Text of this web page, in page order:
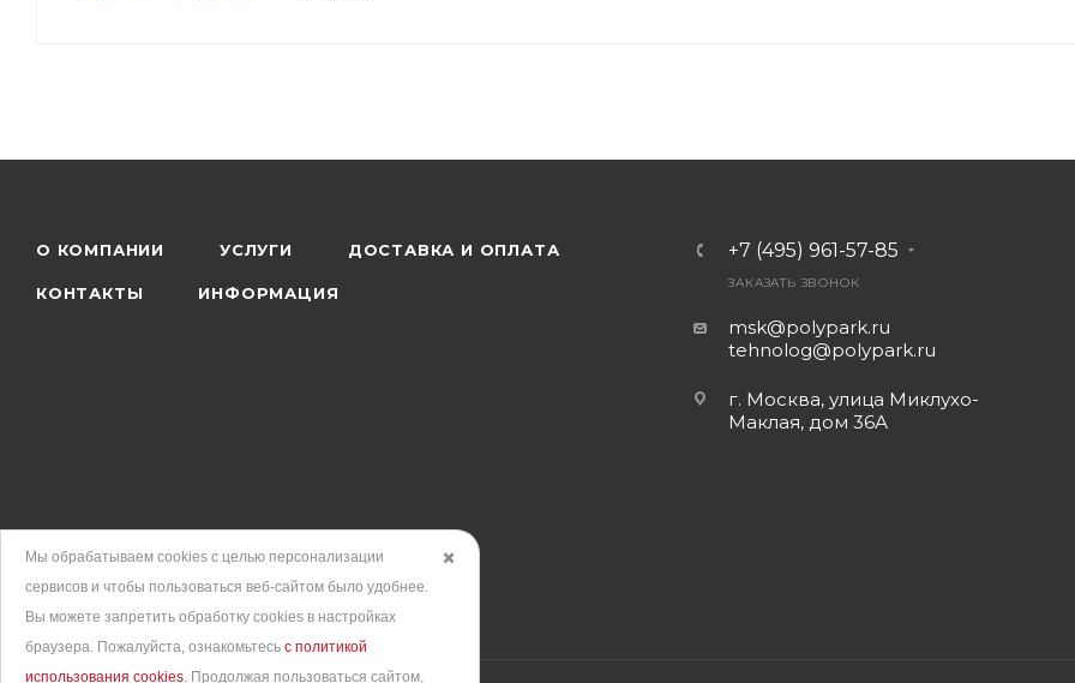
О КОМПАНИИ УСЛУГИ ДОСТАВКА И ОПЛАТА
КОНТАКТЫ ИНФОРМАЦИЯ
+7 (495) 961-57-85
ЗАКАЗАТЬ ЗВОНОК
msk@polypark.ru
tehnolog@polypark.ru
г. Москва, улица Миклухо-
Маклая, дом 36А
✖️
Мы обрабатываем cookies с целью персонализации
сервисов и чтобы пользоваться веб-сайтом было удобнее.
Вы можете запретить обработку сookies в настройках
браузера. Пожалуйста, ознакомьтесь с политикой
использования cookies. Продолжая пользоваться сайтом,